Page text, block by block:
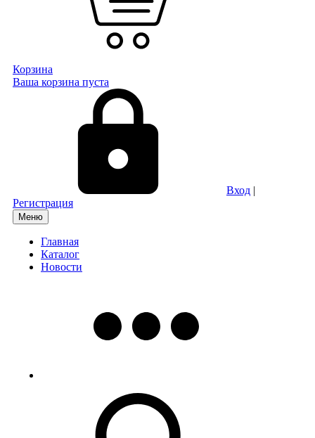
Корзина
Ваша корзина пуста
Вход |
Регистрация
Меню
Главная
Каталог
Новости